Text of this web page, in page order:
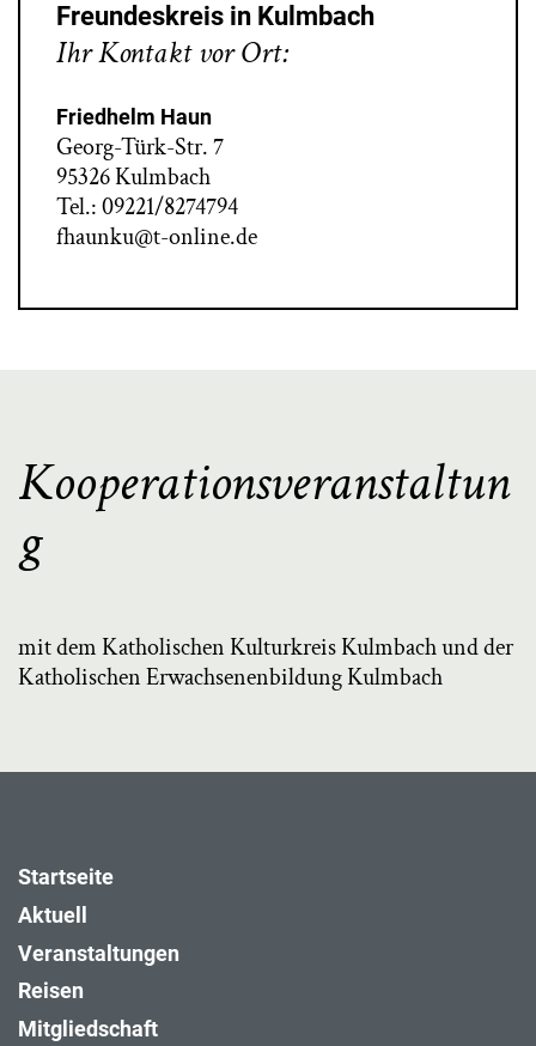
Freundeskreis in Kulmbach
Ihr Kontakt vor Ort:
Friedhelm Haun
Georg-Türk-Str. 7
95326 Kulmbach
Tel.: 09221/8274794
fhaunku@t-online.de
Kooperationsveranstaltun
g
mit dem Katholischen Kulturkreis Kulmbach und der
Katholischen Erwachsenenbildung Kulmbach
Startseite
Aktuell
Veranstaltungen
Reisen
Mitgliedschaft